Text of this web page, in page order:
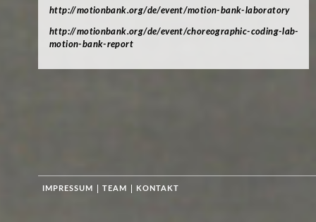
http://motionbank.org/de/event/motion-bank-laboratory
http://motionbank.org/de/event/choreographic-coding-lab-
motion-bank-report
IMPRESSUM TEAM KONTAKT